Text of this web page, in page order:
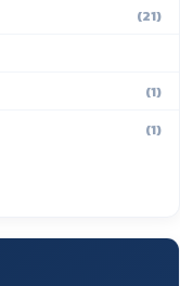
(21)
(1)
(1)